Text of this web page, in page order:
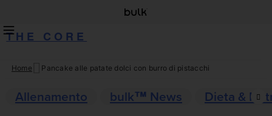
THE CORE
Skip
content
Home Pancake alle patate dolci con burro di pistacchi
Allenamento bulk™ News
Dieta &